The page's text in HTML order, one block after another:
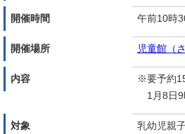
開催時間 午前10時
開催場所 児童館（
内容
※要予約
1月8日9
対象 乳幼児親